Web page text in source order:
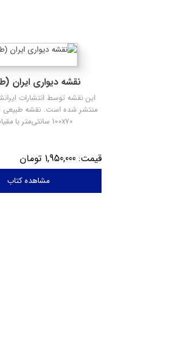
نقشه دیواری ایران
این نقشه توسط انتشارات
منتشر شده است. نقشه طبیعی
100x70 سانتی‌متر با مقیاس …
1,950,000
مشاهده کتاب